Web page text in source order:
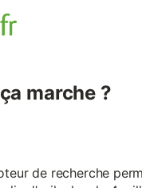
marche ?
de recherche